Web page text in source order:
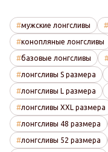
мужские лонгсливы
конопляные лонгсливы
базовые лонгсливы
лонгсливы S размера
лонгсливы L размера
лонгсливы XXL размера
лонгсливы 48 размера
лонгсливы 52 размера